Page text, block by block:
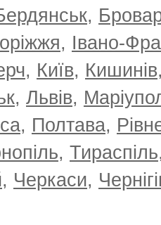
,
, Івано-
, Київ, Кишинів
, Львів,
, Полтава,
, Тираспіль
, Черкаси,